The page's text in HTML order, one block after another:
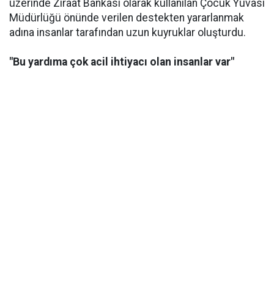
üzerinde Ziraat Bankası olarak kullanılan Çocuk Yuvası
Müdürlüğü önünde verilen destekten yararlanmak
adına insanlar tarafından uzun kuyruklar oluşturdu.
"Bu yardıma çok acil ihtiyacı olan insanlar var"